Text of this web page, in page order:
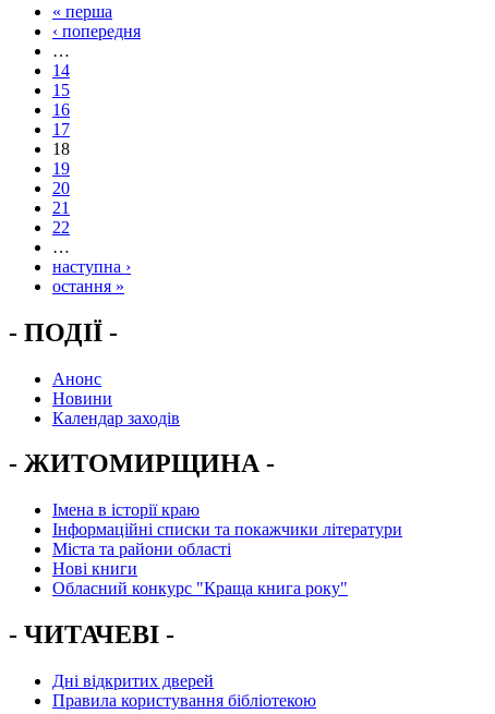
« перша
‹ попередня
…
14
15
16
17
18
19
20
21
22
…
наступна ›
остання »
- ПОДІЇ -
Анонс
Новини
Календар заходів
- ЖИТОМИРЩИНА -
Імена в історії краю
Інформаційні списки та покажчики літератури
Міста та райони області
Нові книги
Обласний конкурс "Краща книга року"
- ЧИТАЧЕВІ -
Дні відкритих дверей
Правила користування бібліотекою